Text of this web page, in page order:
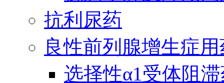
抗利尿药
良性前列腺增生症
选择性α1受体阻